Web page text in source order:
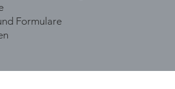
Formulare